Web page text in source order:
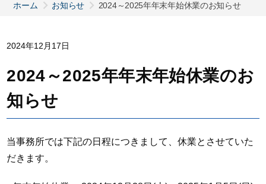
ホーム お知らせ 2024～2025年年末年始休業のお知らせ
2024年12月17日
2024～2025年年末年始休業のお
知らせ
当事務所では下記の日程につきまして、休業とさせていた
だきます。